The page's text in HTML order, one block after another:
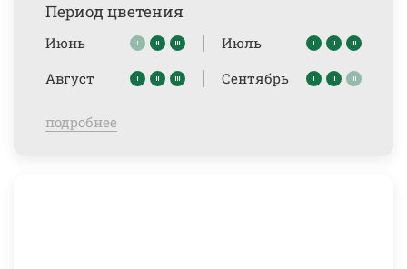
Период цветения
Июнь
Июль
Август
Сентябрь
подробнее